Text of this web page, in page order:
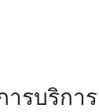
ารบริการ